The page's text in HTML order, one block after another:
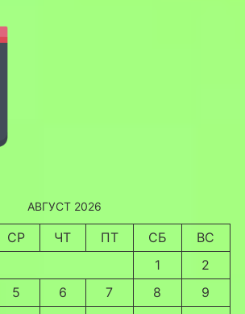
АВГУСТ 2026
СР ЧТ ПТ СБ
ВС
1
2
5 6 7 8
9